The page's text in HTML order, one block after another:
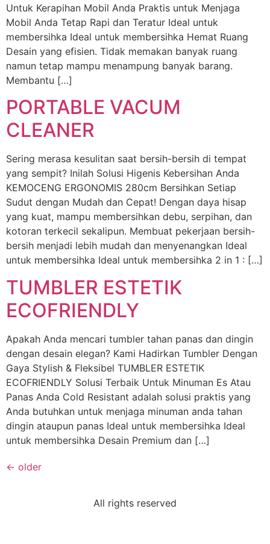
Untuk Kerapihan Mobil Anda​ Praktis untuk Menjaga
Mobil Anda Tetap Rapi dan Teratur​ Ideal untuk
membersihka Ideal untuk membersihka Hemat Ruang​
Desain yang efisien. Tidak memakan banyak ruang
namun tetap mampu menampung banyak barang.
Membantu […]
PORTABLE VACUM
CLEANER
Sering merasa kesulitan saat bersih-bersih di tempat
yang sempit?​ Inilah Solusi Higenis Kebersihan Anda
KEMOCENG ERGONOMIS 280cm Bersihkan Setiap
Sudut dengan Mudah dan Cepat! Dengan daya hisap
yang kuat, mampu membersihkan debu, serpihan, dan
kotoran terkecil sekalipun. Membuat pekerjaan bersih-
bersih menjadi lebih mudah dan menyenangkan Ideal
untuk membersihka Ideal untuk membersihka 2 in 1 : […]
TUMBLER ESTETIK
ECOFRIENDLY
Apakah Anda mencari tumbler tahan panas dan dingin
dengan desain elegan? Kami Hadirkan Tumbler Dengan
Gaya Stylish & Fleksibel TUMBLER ESTETIK
ECOFRIENDLY Solusi Terbaik Untuk Minuman Es Atau
Panas Anda Cold Resistant adalah solusi praktis yang
Anda butuhkan untuk menjaga minuman anda tahan
dingin ataupun panas Ideal untuk membersihka Ideal
untuk membersihka Desain Premium dan […]
← older
All rights reserved